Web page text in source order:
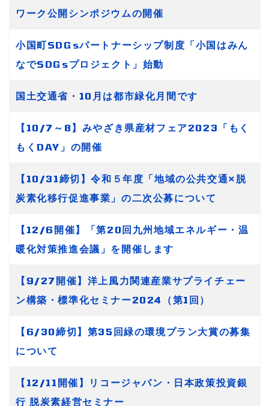
ワーク公開シンポジウムの開催
小国町SDGsパートナーシップ制度「小国はみん
なでSDGsプロジェクト」始動
国土交通省・10月は都市緑化月間です
【10/7～8】みやざき県産材フェア2023「もく
もくDAY」の開催
【10/31締切】令和５年度「地域の公共交通×脱
炭素化移行促進事業」の二次公募について
【12/6開催】「第20回九州地域エネルギー・温
暖化対策推進会議」を開催します
【9/27開催】洋上風力関連産業サプライチェー
ン構築・標準化セミナー2024（第1回）
【6/30締切】第35回緑の環境プラン大賞の募集
について
【12/11開催】リコージャパン・日本政策投資銀
行 脱炭素経営セミナー